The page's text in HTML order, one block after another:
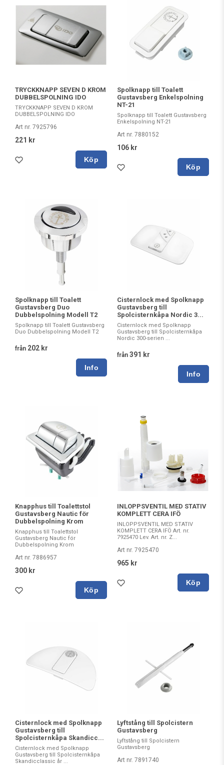
TRYCKKNAPP SEVEN D KROM
DUBBELSPOLNING IDO
TRYCKKNAPP SEVEN D KROM
DUBBELSPOLNING IDO
Art nr. 7925796
221 kr
Köp
Spolknapp till Toalett
Gustavsberg Enkelspolning
NT-21
Spolknapp till Toalett Gustavsberg
Enkelspolning NT-21
Art nr. 7880152
106 kr
Köp
Spolknapp till Toalett
Gustavsberg Duo
Dubbelspolning Modell T2
Spolknapp till Toalett Gustavsberg
Duo Dubbelspolning Modell T2
från 202 kr
Cisternlock med Spolknapp
Gustavsberg till
Spolcisternkåpa Nordic 3...
Cisternlock med Spolknapp
Gustavsberg till Spolcisternkåpa
Nordic 300-serien ...
från 391 kr
Knapphus till Toalettstol
Gustavsberg Nautic för
Dubbelspolning Krom
Knapphus till Toalettstol
Gustavsberg Nautic för
Dubbelspolning Krom
Art nr. 7886957
300 kr
Köp
INLOPPSVENTIL MED STATIV
KOMPLETT CERA IFÖ
INLOPPSVENTIL MED STATIV
KOMPLETT CERA IFÖ Art. nr.
7925470 Lev. Art. nr. Z...
Art nr. 7925470
965 kr
Köp
Cisternlock med Spolknapp
Gustavsberg till
Spolcisternkåpa Skandicc...
Cisternlock med Spolknapp
Gustavsberg till Spolcisternkåpa
Skandicclassic år ...
Lyftstång till Spolcistern
Gustavsberg
Lyftstång till Spolcistern
Gustavsberg
Art nr. 7891740